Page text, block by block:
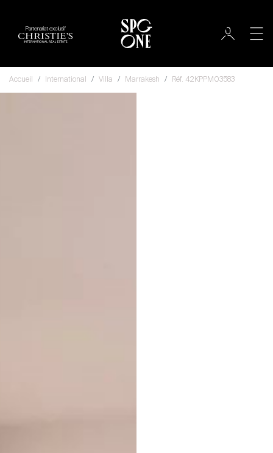
Partenariat exclusif
Accueil International Villa Marrakesh Réf. 42KPPM03583